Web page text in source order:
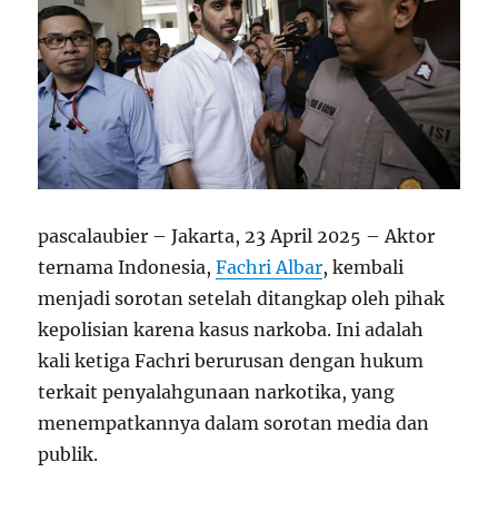
pascalaubier – Jakarta, 23 April 2025 – Aktor
ternama Indonesia,Fachri Albar, kembali
menjadi sorotan setelah ditangkap oleh pihak
kepolisian karena kasus narkoba. Ini adalah
kali ketiga Fachri berurusan dengan hukum
terkait penyalahgunaan narkotika, yang
menempatkannya dalam sorotan media dan
publik.